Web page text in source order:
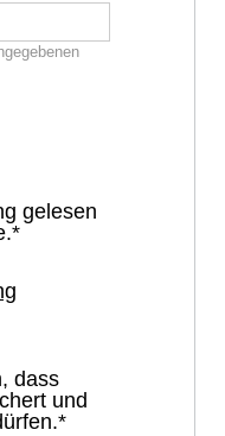
gelesen
dass
und